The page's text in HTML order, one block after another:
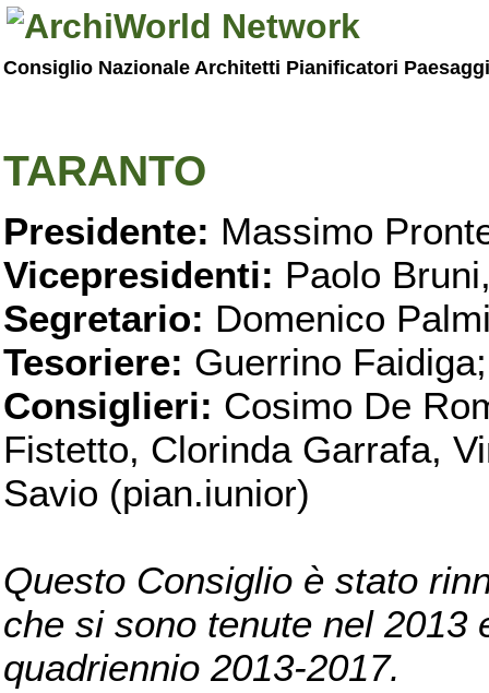
Consiglio Nazionale Architetti Pianificatori
TARANTO
Presidente: Massimo
Vicepresidenti: Paolo
Segretario: Domenico
Tesoriere: Guerrino Faidiga;
Consiglieri: Cosimo De
Fistetto, Clorinda Garrafa,
Savio (pian.iunior)
Questo Consiglio è stato
che si sono tenute nel 2013
quadriennio 2013-2017.